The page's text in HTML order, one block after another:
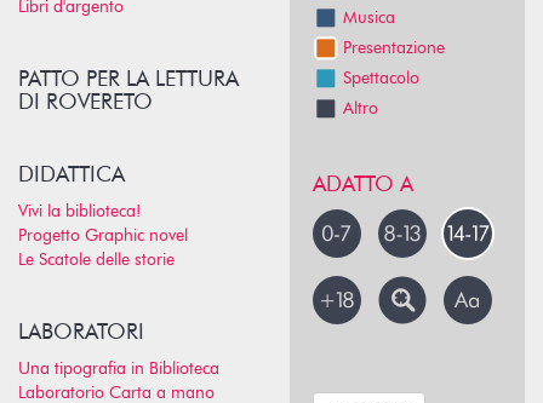
Libri d'argento
PATTO PER LA LETTURA
DI ROVERETO
DIDATTICA
Vivi la biblioteca!
Progetto Graphic novel
Le Scatole delle storie
LABORATORI
Una tipografia in Biblioteca
Laboratorio Carta a mano
Musica
Presentazione
Spettacolo
Altro
ADATTO A